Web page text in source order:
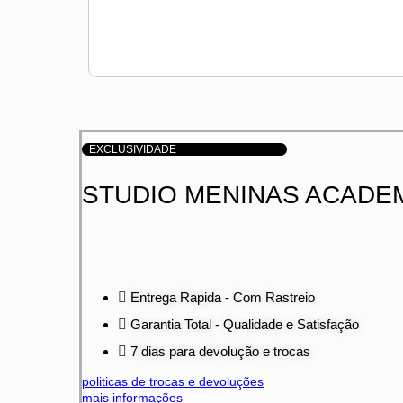
EXCLUSIVIDADE
STUDIO MENINAS
Entrega Rapida - Com Rastreio
Garantia Total - Qualidade e Satisfação
7 dias para devolução e trocas
politicas de trocas e devoluções
mais informações